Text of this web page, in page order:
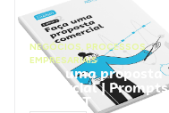
NEGÓCIOS, PROCESSOS
EMPRESARIAIS
Faça uma proposta
comercial | Prompts
ChatGPT